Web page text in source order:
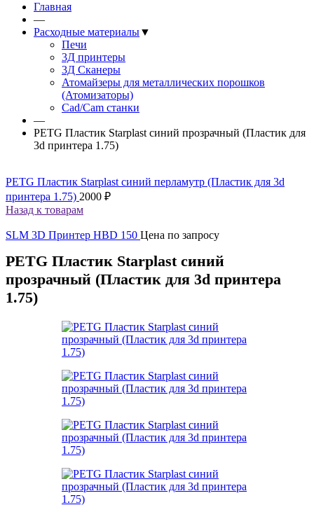
Главная
—
Расходные материалы▼
Печи
3Д принтеры
3Д Сканеры
Атомайзеры для металлических порошков
(Атомизаторы)
Cad/Cam станки
—
PETG Пластик Starplast синий прозрачный (Пластик для
3d принтера 1.75)
PETG Пластик Starplast синий перламутр (Пластик для 3d
принтера 1.75) 2000 ₽
Назад к товарам
SLM 3D Принтер HBD 150 Цена по запросу
PETG Пластик Starplast синий
прозрачный (Пластик для 3d принтера
1.75)